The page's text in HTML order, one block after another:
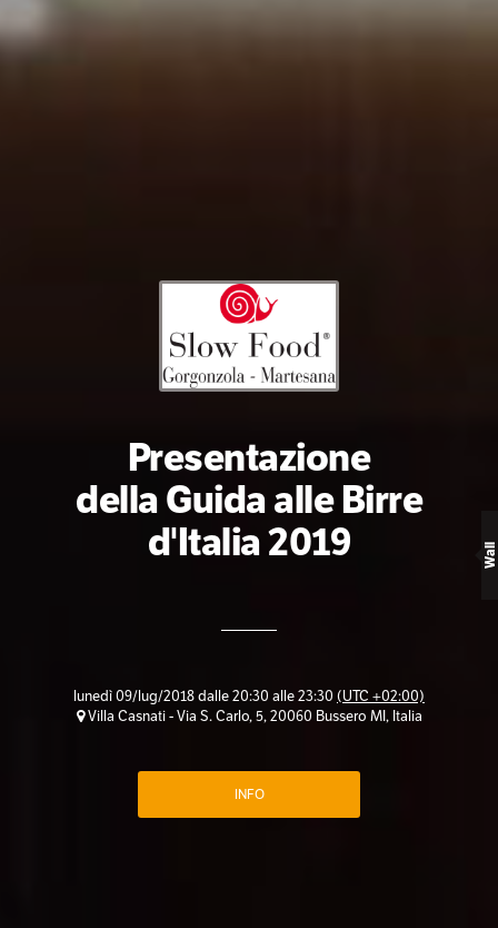
Presentazione
della Guida alle Birre
d'Italia 2019
lunedì 09/lug/2018 dalle 20:30 alle 23:30 (UTC +02:00)
Villa Casnati - Via S. Carlo, 5, 20060 Bussero MI, Italia
INFO
Wall